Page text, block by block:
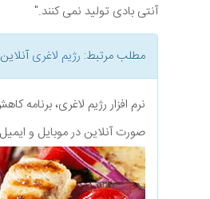
آنتی بادی تولید نمی کنند."
مطلب مرتبط: رژیم لاغریآنلاین
نرم افزار رژیم لاغری، برنامه
صورت آنلاین در موبایل و